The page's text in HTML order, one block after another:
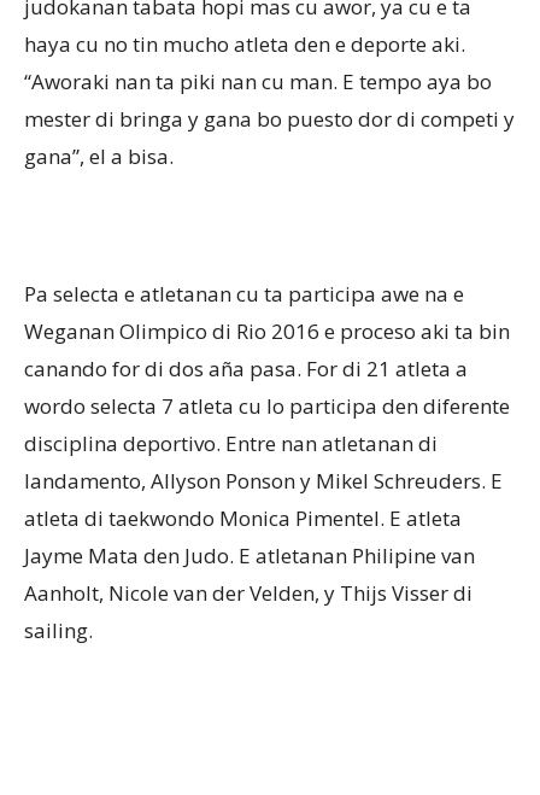
judokanan tabata hopi mas cu awor, ya cu e ta
haya cu no tin mucho atleta den e deporte aki.
“Aworaki nan ta piki nan cu man. E tempo aya bo
mester di bringa y gana bo puesto dor di competi y
gana”, el a bisa.
Pa selecta e atletanan cu ta participa awe na e
Weganan Olimpico di Rio 2016 e proceso aki ta bin
canando for di dos aña pasa. For di 21 atleta a
wordo selecta 7 atleta cu lo participa den diferente
disciplina deportivo. Entre nan atletanan di
landamento, Allyson Ponson y Mikel Schreuders. E
atleta di taekwondo Monica Pimentel. E atleta
Jayme Mata den Judo. E atletanan Philipine van
Aanholt, Nicole van der Velden, y Thijs Visser di
sailing.